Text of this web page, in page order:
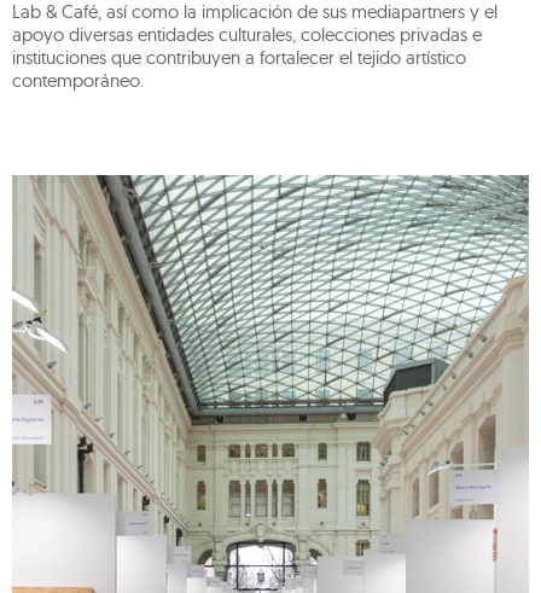
Lab & Café, así como la implicación de sus mediapartners y el
apoyo diversas entidades culturales, colecciones privadas e
instituciones que contribuyen a fortalecer el tejido artístico
contemporáneo.